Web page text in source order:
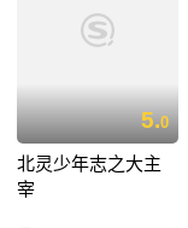
5.0
北灵少年志之大主
宰